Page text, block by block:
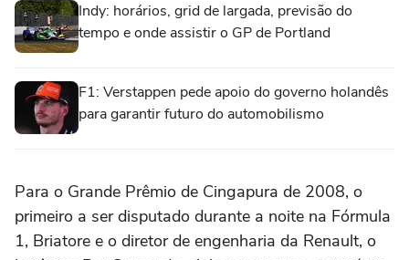
Indy: horários, grid de largada, previsão do
tempo e onde assistir o GP de Portland
F1: Verstappen pede apoio do governo holandês
para garantir futuro do automobilismo
Para o Grande Prêmio de Cingapura de 2008, o
primeiro a ser disputado durante a noite na Fórmula
1, Briatore e o diretor de engenharia da Renault, o